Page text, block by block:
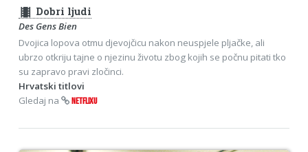
theaters Dobri ljudi
Des Gens Bien
Dvojica lopova otmu djevojčicu nakon neuspjele pljačke, ali
ubrzo otkriju tajne o njezinu životu zbog kojih se počnu pitati tko
su zapravo pravi zločinci.
Hrvatski titlovi
Gledaj na
NETFLIXU